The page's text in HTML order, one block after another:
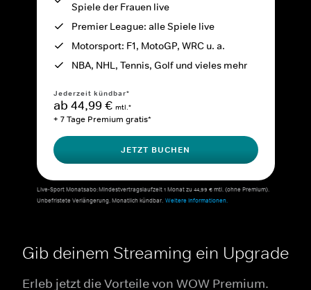
Spiele der Frauen live
Premier League: alle Spiele live
Motorsport: F1, MotoGP, WRC u. a.
NBA, NHL, Tennis, Golf und vieles mehr
Jederzeit kündbar*
ab 44,99 € mtl.*
+ 7 Tage Premium gratis*
JETZT BUCHEN
Live-Sport Monatsabo: Mindestvertragslaufzeit 1 Monat zu 44,99 € mtl. (ohne Premium).
Unbefristete Verlängerung. Monatlich kündbar. Weitere Informationen.
Gib deinem Streaming ein Upgrade
Erleb jetzt die Vorteile von WOW Premium.